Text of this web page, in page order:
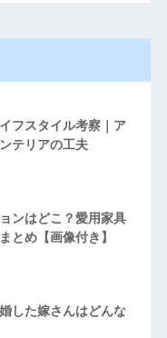
フスタイル考察｜ア
テリアの工夫
ンはどこ？愛用家具
とめ【画像付き】
した嫁さんはどんな